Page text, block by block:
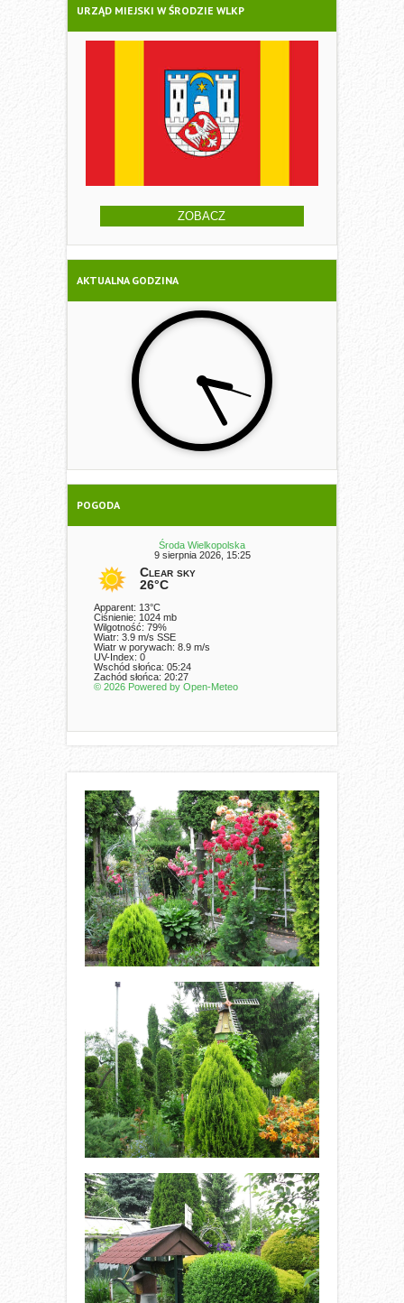
URZĄD MIEJSKI W ŚRODZIE WLKP
ZOBACZ
AKTUALNA GODZINA
POGODA
Środa Wielkopolska
9 sierpnia 2026, 15:25
Clear sky
26°C
Apparent: 13°C
Ciśnienie: 1024 mb
Wilgotność: 79%
Wiatr: 3.9 m/s SSE
Wiatr w porywach: 8.9 m/s
UV-Index: 0
Wschód słońca: 05:24
Zachód słońca: 20:27
© 2026 Powered by Open-Meteo